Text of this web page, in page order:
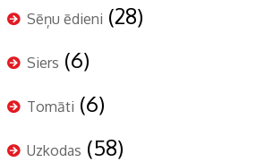
Sēņu ēdieni (28)
Siers (6)
Tomāti (6)
Uzkodas (58)